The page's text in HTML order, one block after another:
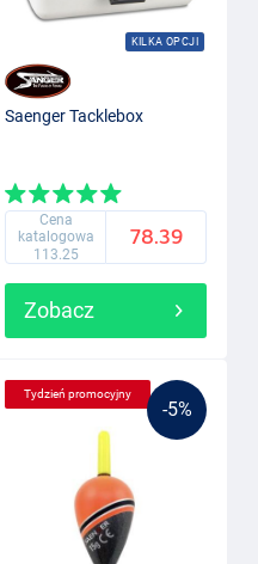
KILKA OPCJI
Saenger Tacklebox
Cena
katalogowa
113.25
78.39
Zobacz
-5%
Tydzień promocyjny